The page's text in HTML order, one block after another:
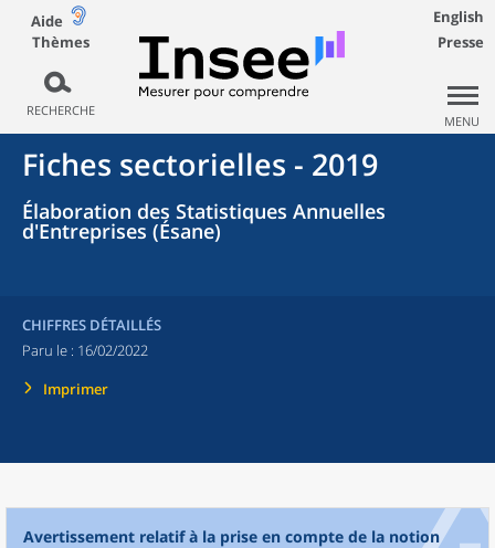
Aide
Thèmes
RECHERCHE
English
Presse
MENU
Fiches sectorielles - 2019
Élaboration des Statistiques Annuelles
d'Entreprises (Ésane)
CHIFFRES DÉTAILLÉS
Paru le : 16/02/2022
Imprimer
Avertissement relatif à la prise en compte de la notion